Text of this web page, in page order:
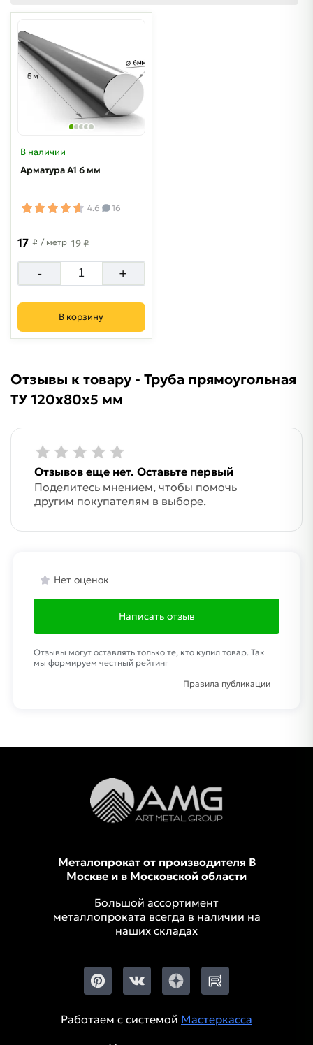
В наличии
Арматура А1 6 мм
4.6 16
17 ₽ / метр 19 ₽
- +
В корзину
Отзывы к товару - Труба прямоугольная
ТУ 120х80х5 мм
Отзывов еще нет. Оставьте первый
Поделитесь мнением, чтобы помочь
другим покупателям в выборе.
Нет оценок
Написать отзыв
Отзывы могут оставлять только те, кто купил товар. Так
мы формируем честный рейтинг
Правила публикации
Металопрокат от производителя В
Москве и в Московской области
Большой ассортимент
металлопроката всегда в наличии на
наших складах
Работаем с системой Мастеркасса